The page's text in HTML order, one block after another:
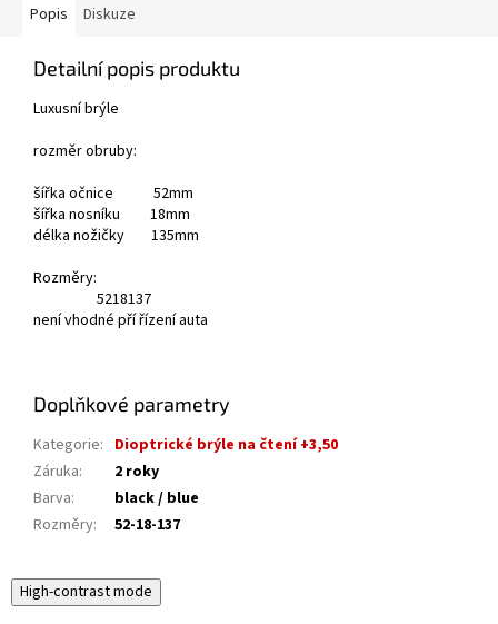
Popis Diskuze
Detailní popis produktu
Luxusní brýle
rozměr obruby:
šířka očnice 52mm
šířka nosníku 18mm
délka nožičky 135mm
Rozměry:
5218137
není vhodné pří řízení auta
Doplňkové parametry
Kategorie: Dioptrické brýle na čtení +3,50
Záruka:
2 roky
Barva:
black / blue
Rozměry: 52-18-137
High-contrast mode